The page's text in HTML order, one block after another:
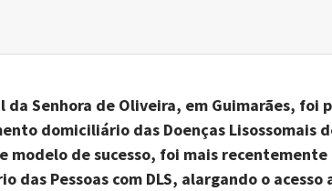
da Senhora de Oliveira, em Guimarães, foi
domiciliário das Doenças Lisossomais
modelo de sucesso, foi mais
das Pessoas com DLS, alargando o